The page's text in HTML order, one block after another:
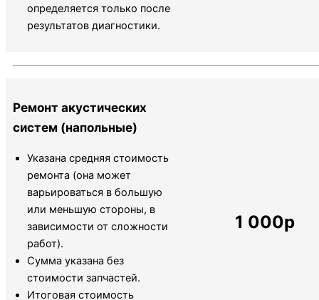
определяется только после
результатов диагностики.
Ремонт акустических
систем (напольные)
Указана средняя стоимость
ремонта (она может
варьироваться в большую
или меньшую стороны, в
зависимости от сложности
работ).
Сумма указана без
стоимости запчастей.
Итоговая стоимость
1 000р